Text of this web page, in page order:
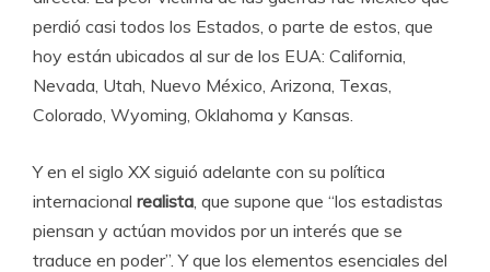
perdió casi todos los Estados, o parte de estos, que
hoy están ubicados al sur de los EUA: California,
Nevada, Utah, Nuevo México, Arizona, Texas,
Colorado, Wyoming, Oklahoma y Kansas.
Y en el siglo XX siguió adelante con su política
internacional realista , que supone que “los estadistas
piensan y actúan movidos por un interés que se
traduce en poder”. Y que los elementos esenciales del